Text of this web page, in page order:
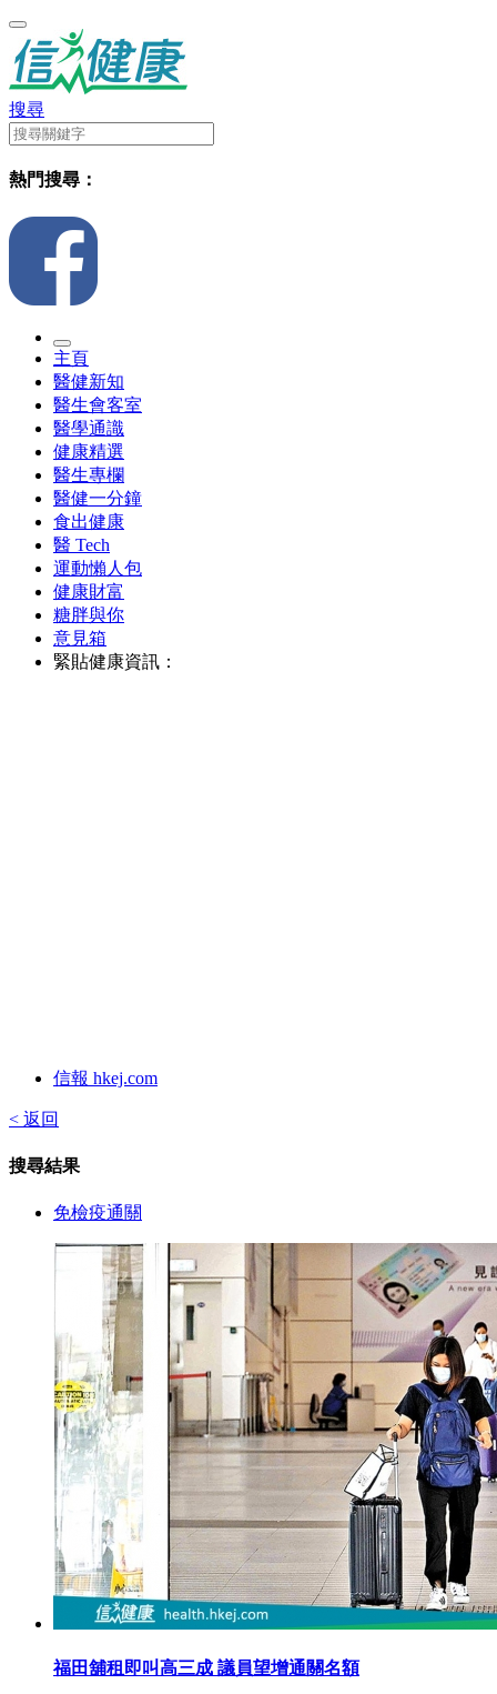
搜尋
熱門搜尋：
主頁
醫健新知
醫生會客室
醫學通識
健康精選
醫生專欄
醫健一分鐘
食出健康
醫 Tech
運動懶人包
健康財富
糖胖與你
意見箱
緊貼健康資訊：
信報 hkej.com
< 返回
搜尋結果
免檢疫通關
福田舖租即叫高三成 議員望增通關名額